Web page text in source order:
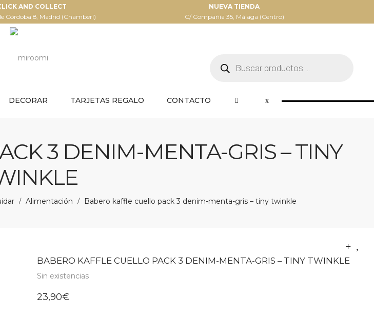
AND COLLECT
Córdoba 8, Madrid (Chamberí)
NUEVA TIENDA
C/ Compañia 35, Málaga (Centro)
productos
DECORAR TARJETAS REGALO CONTACTO
3 DENIM-MENTA-GRIS – TINY
/ Alimentación / Babero kaffle cuello pack 3 denim-menta-gris – tiny twinkle
BABERO KAFFLE CUELLO PACK 3 DENIM-MENTA-GRIS – TINY TWINKLE
Sin existencias
23,90€